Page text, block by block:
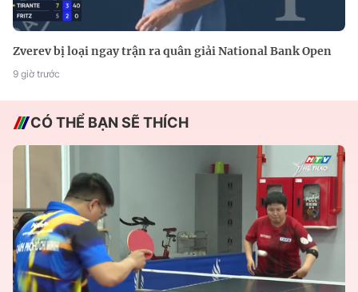
Zverev bị loại ngay trận ra quân giải National Bank Open
9 giờ trước
CÓ THỂ BẠN SẼ THÍCH